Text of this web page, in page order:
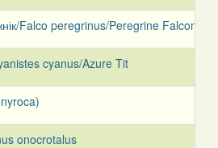
Falco peregrinus/Peregrine Falcon
cyanus/Azure Tit
onocrotalus